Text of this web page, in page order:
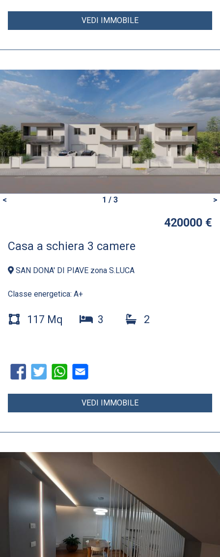
VEDI IMMOBILE
< 1 / 3 >
420000 €
Casa a schiera 3 camere
SAN DONA' DI PIAVE zona S.LUCA
Classe energetica: A+
117 Mq 3 2
VEDI IMMOBILE